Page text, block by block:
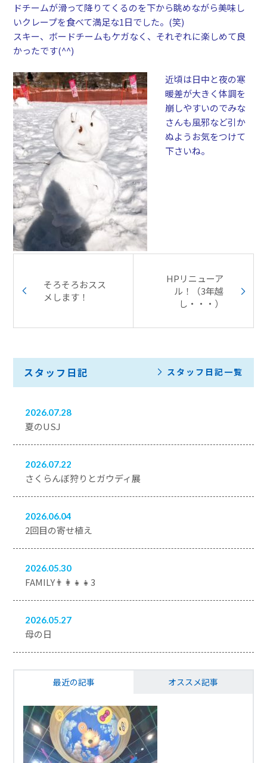
ドチームが滑って降りてくるのを下から眺めながら美味し
いクレープを食べて満足な1日でした。(笑)
スキー、ボードチームもケガなく、それぞれに楽しめて良
かったです(^^)
近頃は日中と夜の寒
暖差が大きく体調を
崩しやすいのでみな
さんも風邪など引か
ぬようお気をつけて
下さいね。
そろそろおスス
メします！
HPリニューア
ル！（3年越
し・・・）
スタッフ日記 スタッフ日記一覧
2026.07.28
夏のUSJ
2026.07.22
さくらんぼ狩りとガウディ展
2026.06.04
2回目の寄せ植え
2026.05.30
FAMILY👨‍👩‍👧‍👧3
2026.05.27
母の日
最近の記事 オススメ記事